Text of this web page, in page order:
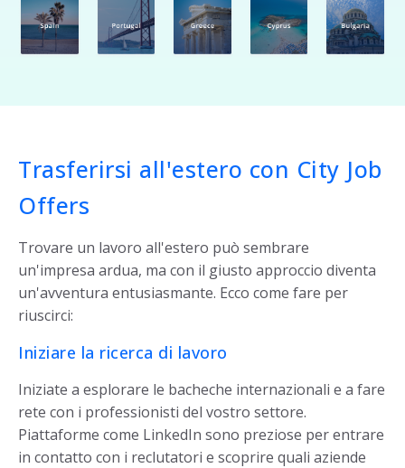
Trasferirsi all'estero con City Job
Offers
Trovare un lavoro all'estero può sembrare
un'impresa ardua, ma con il giusto approccio diventa
un'avventura entusiasmante. Ecco come fare per
riuscirci:
Iniziare la ricerca di lavoro
Iniziate a esplorare le bacheche internazionali e a fare
rete con i professionisti del vostro settore.
Piattaforme come LinkedIn sono preziose per entrare
in contatto con i reclutatori e scoprire quali aziende